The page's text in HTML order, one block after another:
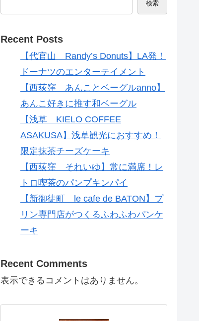
検索
Recent Posts
【代官山 Randy’s Donuts】LA発！
ドーナツのエンターテイメント
【西荻窪 あんことベーグルanno】
あんこ好きに推す和ベーグル
【浅草 KIELO COFFEE
ASAKUSA】浅草観光におすすめ！
限定抹茶チーズケーキ
【西荻窪 それいゆ】常に満席！レ
トロ喫茶のパンプキンパイ
【新御徒町 le cafe de BATON】プ
リン専門店がつくるふわふわパンケ
ーキ
Recent Comments
表示できるコメントはありません。